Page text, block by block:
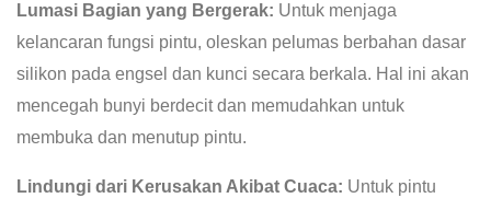
Lumasi Bagian yang Bergerak: Untuk menjaga
kelancaran fungsi pintu, oleskan pelumas berbahan dasar
silikon pada engsel dan kunci secara berkala. Hal ini akan
mencegah bunyi berdecit dan memudahkan untuk
membuka dan menutup pintu.
Lindungi dari Kerusakan Akibat Cuaca: Untuk pintu